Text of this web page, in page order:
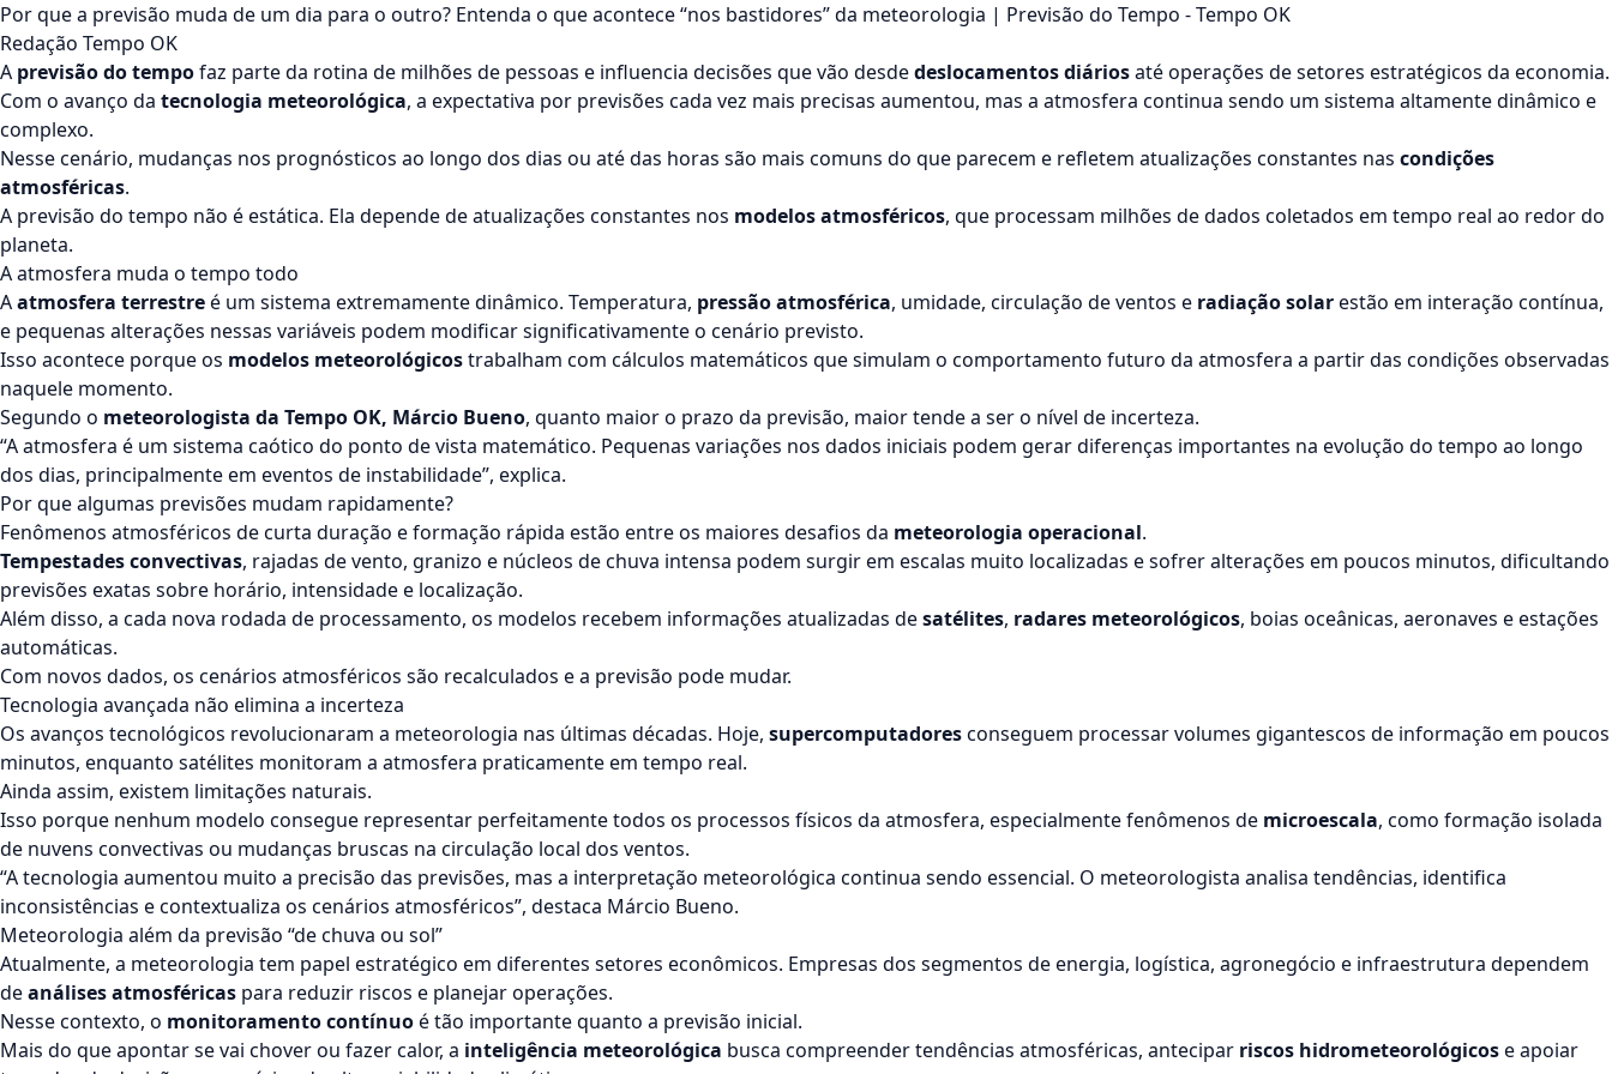
Por que a previsão muda de um dia para o outro? Entenda o que acontece “nos bastidores” da meteorologia | Previsão do Tempo - Tempo OK
Redação Tempo OK
A previsão do tempofaz parte da rotina de milhões de pessoas e influencia decisões que vão desdedeslocamentos diáriosaté operações de setores estratégicos da economia.
Com o avanço da tecnologia meteorológica, a expectativa por previsões cada vez mais precisas aumentou, mas a atmosfera continua sendo um sistema altamente dinâmico e
complexo.
Nesse cenário, mudanças nos prognósticos ao longo dos dias ou até das horas são mais comuns do que parecem e refletem atualizações constantes nas condições
atmosféricas.
A previsão do tempo não é estática. Ela depende de atualizações constantes nos modelos atmosféricos, que processam milhões de dados coletados em tempo real ao redor do
planeta.
A atmosfera muda o tempo todo
Aatmosfera terrestreé um sistema extremamente dinâmico. Temperatura, pressão atmosférica, umidade, circulação de ventos e radiação solarestão em interação contínua,
e pequenas alterações nessas variáveis podem modificar significativamente o cenário previsto.
Isso acontece porque os modelos meteorológicostrabalham com cálculos matemáticos que simulam o comportamento futuro da atmosfera a partir das condições observadas
naquele momento.
Segundo o meteorologista da Tempo OK, Márcio Bueno, quanto maior o prazo da previsão, maior tende a ser o nível de incerteza.
“A atmosfera é um sistema caótico do ponto de vista matemático. Pequenas variações nos dados iniciais podem gerar diferenças importantes na evolução do tempo ao longo
dos dias, principalmente em eventos de instabilidade”, explica.
Por que algumas previsões mudam rapidamente?
Fenômenos atmosféricos de curta duração e formação rápida estão entre os maiores desafios da meteorologia operacional.
Tempestades convectivas, rajadas de vento, granizo e núcleos de chuva intensa podem surgir em escalas muito localizadas e sofrer alterações em poucos minutos, dificultando
previsões exatas sobre horário, intensidade e localização.
Além disso, a cada nova rodada de processamento, os modelos recebem informações atualizadas desatélites, radares meteorológicos, boias oceânicas, aeronaves e estações
automáticas.
Com novos dados, os cenários atmosféricos são recalculados e a previsão pode mudar.
Tecnologia avançada não elimina a incerteza
Os avanços tecnológicos revolucionaram a meteorologia nas últimas décadas. Hoje, supercomputadoresconseguem processar volumes gigantescos de informação em poucos
minutos, enquanto satélites monitoram a atmosfera praticamente em tempo real.
Ainda assim, existem limitações naturais.
Isso porque nenhum modelo consegue representar perfeitamente todos os processos físicos da atmosfera, especialmente fenômenos de microescala, como formação isolada
de nuvens convectivas ou mudanças bruscas na circulação local dos ventos.
“A tecnologia aumentou muito a precisão das previsões, mas a interpretação meteorológica continua sendo essencial. O meteorologista analisa tendências, identifica
inconsistências e contextualiza os cenários atmosféricos”, destaca Márcio Bueno.
Meteorologia além da previsão “de chuva ou sol”
Atualmente, a meteorologia tem papel estratégico em diferentes setores econômicos. Empresas dos segmentos de energia, logística, agronegócio e infraestrutura dependem
deanálises atmosféricas para reduzir riscos e planejar operações.
Nesse contexto, o monitoramento contínuoé tão importante quanto a previsão inicial.
Mais do que apontar se vai chover ou fazer calor, a inteligência meteorológica busca compreender tendências atmosféricas, antecipar riscos hidrometeorológicose apoiar